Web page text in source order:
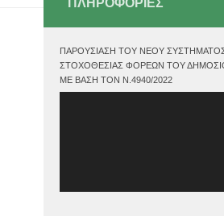
ΠΛΗΡΟΦΟΡΙΕΣ
ΠΑΡΟΥΣΊΑΣΗ ΤΟΥ ΝΈΟΥ
ΣΤΟΧΟΘΕΣΊΑΣ ΦΟΡΈΩΝ ΤΟΥ
ΜΕ ΒΆΣΗ ΤΟΝ Ν.4940/2022